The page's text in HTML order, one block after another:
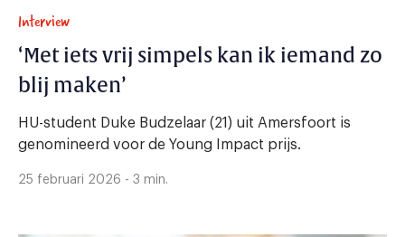
Interview
‘Met iets vrij simpels kan ik iemand zo
blij maken’
HU-student Duke Budzelaar (21) uit Amersfoort is
genomineerd voor de Young Impact prijs.
25 februari 2026 - 3 min.